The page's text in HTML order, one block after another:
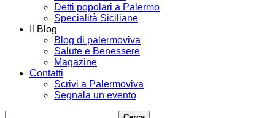
Detti popolari a Palermo
Specialità Siciliane
Il Blog
Blog di palermoviva
Salute e Benessere
Magazine
Contatti
Scrivi a Palermoviva
Segnala un evento